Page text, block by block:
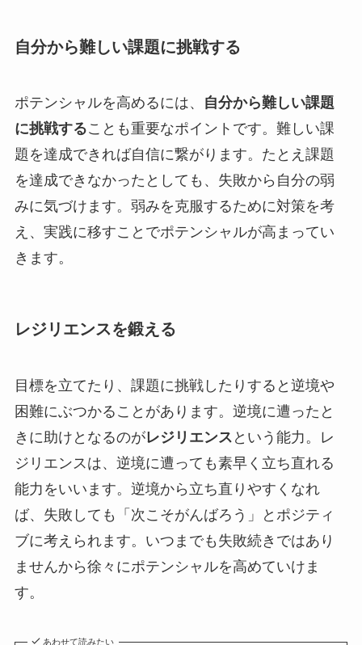
自分から難しい課題に挑戦する
ポテンシャルを高めるには、
自分から難しい課題
に挑戦することも重要なポイントです。難しい課
題を達成できれば自信に繋がります。たとえ課題
を達成できなかったとしても、失敗から自分の弱
みに気づけます。弱みを克服するために対策を考
え、実践に移すことでポテンシャルが高まってい
きます。
レジリエンスを鍛える
目標を立てたり、課題に挑戦したりすると逆境や
困難にぶつかることがあります。逆境に遭ったと
きに助けとなるのがレジリエンス という能力。レ
ジリエンスは、逆境に遭っても素早く立ち直れる
能力をいいます。逆境から立ち直りやすくなれ
ば、失敗しても「次こそがんばろう」とポジティ
ブに考えられます。いつまでも失敗続きではあり
ませんから徐々にポテンシャルを高めていけま
す。
あわせて読みたい